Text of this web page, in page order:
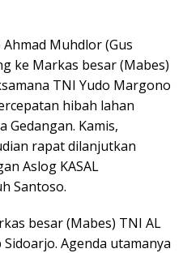
Ahmad Muhdlor (Gus
ke Markas besar (Mabes)
TNI Yudo Margono
hibah lahan
Gedangan. Kamis,
rapat dilanjutkan
Aslog KASAL
Santoso.
besar (Mabes) TNI AL
Agenda utamanya